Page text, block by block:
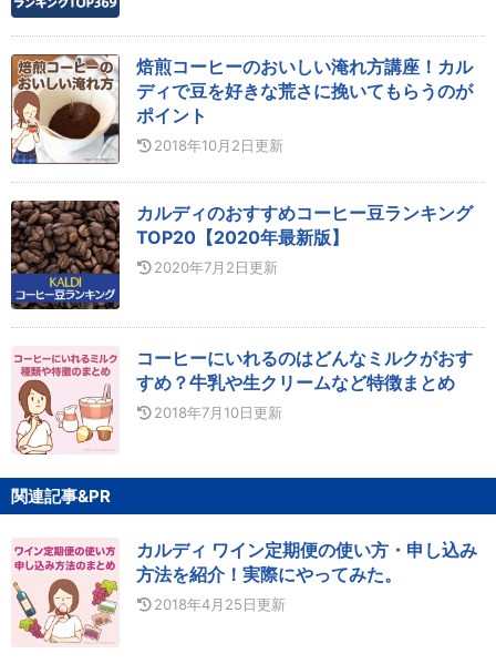
焙煎コーヒーのおいしい淹れ方講座！カル
ディで豆を好きな荒さに挽いてもらうのが
ポイント
2018年10月2日更新
カルディのおすすめコーヒー豆ランキング
TOP20【2020年最新版】
2020年7月2日更新
コーヒーにいれるのはどんなミルクがおす
すめ？牛乳や生クリームなど特徴まとめ
2018年7月10日更新
関連記事&PR
カルディ ワイン定期便の使い方・申し込み
方法を紹介！実際にやってみた。
2018年4月25日更新